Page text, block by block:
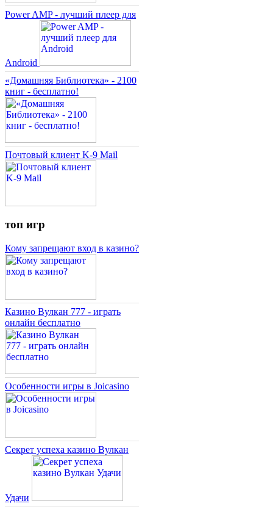
Power AMP - лучший плеер для
Android
«Домашняя Библиотека» - 2100
книг - бесплатно!
Почтовый клиент K-9 Mail
топ игр
Кому запрещают вход в казино?
Казино Вулкан 777 - играть
онлайн бесплатно
Особенности игры в Joicasino
Секрет успеха казино Вулкан
Удачи